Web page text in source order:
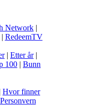
Network |
RedeemTV
| Etter år|
100 | Bunn
Hvor finner
Personvern